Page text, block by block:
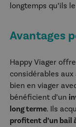
longtemps qu’ils
Avantages
Happy Viager
considérables
bien en viager
bénéficient d’un
long terme. Ils
profitent d’un bail